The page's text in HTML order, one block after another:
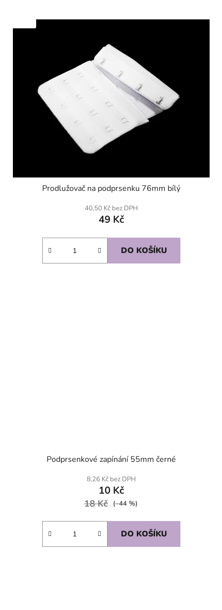
Prodlužovač na podprsenku 76mm bílý
40,50 Kč bez DPH
49 Kč
DO KOŠÍKU
Podprsenkové zapínání 55mm černé
8,26 Kč bez DPH
10 Kč
18 Kč (–44 %)
DO KOŠÍKU